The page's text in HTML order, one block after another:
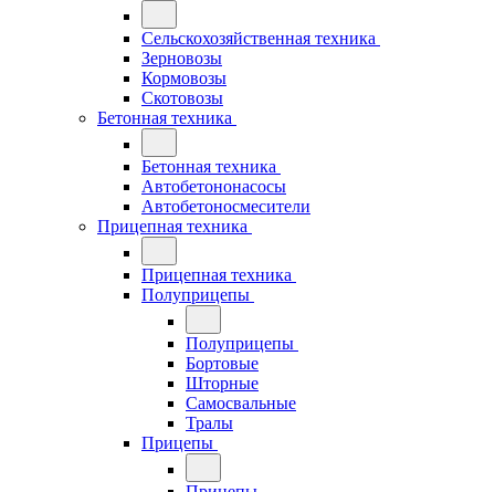
Сельскохозяйственная техника
Зерновозы
Кормовозы
Скотовозы
Бетонная техника
Бетонная техника
Автобетононасосы
Автобетоносмесители
Прицепная техника
Прицепная техника
Полуприцепы
Полуприцепы
Бортовые
Шторные
Самосвальные
Тралы
Прицепы